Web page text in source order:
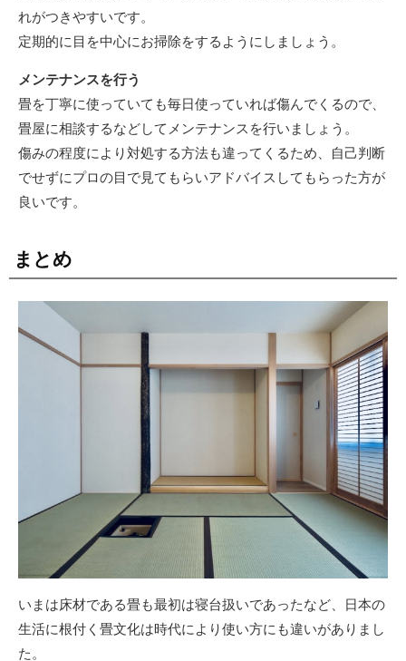
れがつきやすいです。
定期的に目を中心にお掃除をするようにしましょう。
メンテナンスを行う
畳を丁寧に使っていても毎日使っていれば傷んでくるので、
畳屋に相談するなどしてメンテナンスを行いましょう。
傷みの程度により対処する方法も違ってくるため、自己判断
でせずにプロの目で見てもらいアドバイスしてもらった方が
良いです。
まとめ
いまは床材である畳も最初は寝台扱いであったなど、日本の
生活に根付く畳文化は時代により使い方にも違いがありまし
た。